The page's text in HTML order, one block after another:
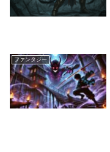
ファンタジー